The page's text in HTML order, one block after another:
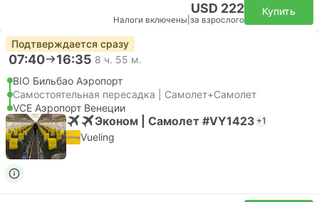
USD 222
Налоги включены за взрослого
Купить
Подтверждается сразу
07:40 16:35 8 ч. 55 м.
BIO Бильбао Аэропорт
Самостоятельная пересадка | Самолет+Самолет
VCE Аэропорт Венеции
Эконом | Самолет #VY1423 +1
Vueling